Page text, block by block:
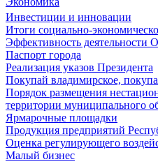
Инвестиции и инновации
Итоги социально-
Эффективность
Паспорт города
Реализация указов Президента
Покупай владимирское,
Порядок размещения
территории муниципального
Ярмарочные площадки
Продукция предприятий
Оценка регулирующего
Малый бизнес